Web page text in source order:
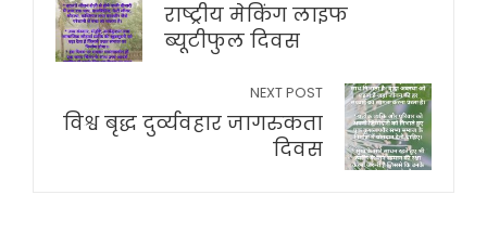
राष्ट्रीय मेकिंग लाइफ
ब्यूटीफुल दिवस
NEXT POST
विश्व बृद्ध दुर्व्यवहार जागरुकता
दिवस